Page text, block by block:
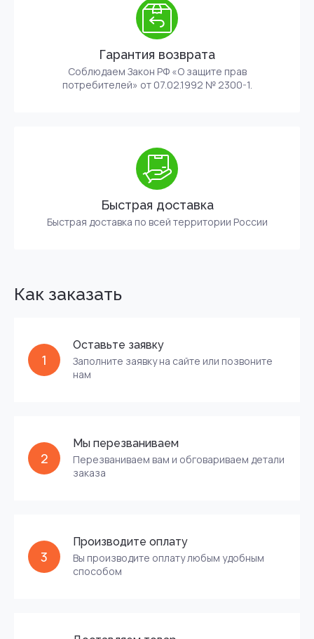
Гарантия возврата
Соблюдаем Закон РФ «О защите прав
потребителей» от 07.02.1992 № 2300-1.
Быстрая доставка
Быстрая доставка по всей территории России
Как заказать
1
Оставьте заявку
Заполните заявку на сайте или позвоните
нам
2
Мы перезваниваем
Перезваниваем вам и обговариваем детали
заказа
3
Производите оплату
Вы производите оплату любым удобным
способом